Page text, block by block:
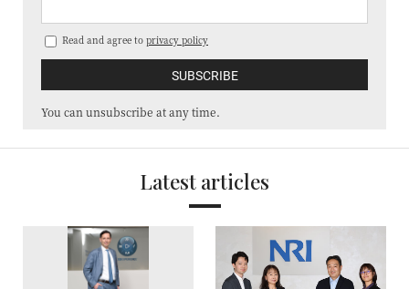
Read and agree to privacy policy
You can unsubscribe at any time.
Latest articles